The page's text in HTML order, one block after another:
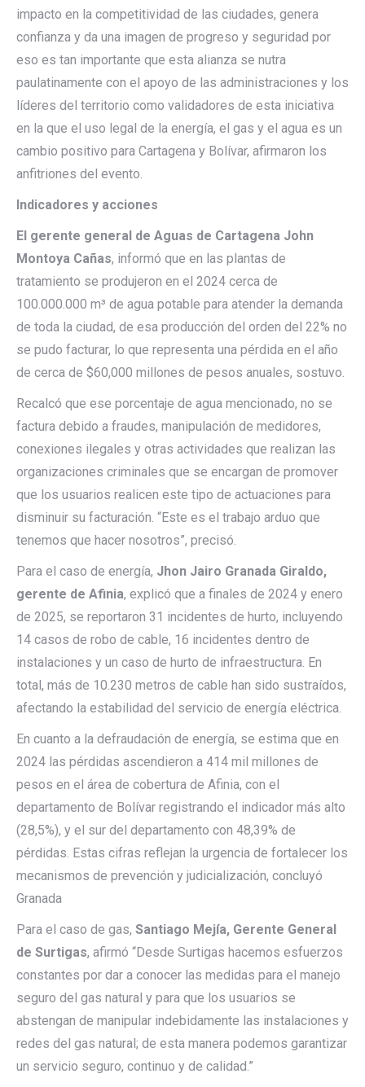
impacto en la competitividad de las ciudades, genera
confianza y da una imagen de progreso y seguridad por
eso es tan importante que esta alianza se nutra
paulatinamente con el apoyo de las administraciones y los
líderes del territorio como validadores de esta iniciativa
en la que el uso legal de la energía, el gas y el agua es un
cambio positivo para Cartagena y Bolívar, afirmaron los
anfitriones del evento.
Indicadores y acciones
El gerente general de Aguas de Cartagena John
Montoya Cañas, informó que en las plantas de
tratamiento se produjeron en el 2024 cerca de
100.000.000 m³ de agua potable para atender la demanda
de toda la ciudad, de esa producción del orden del 22% no
se pudo facturar, lo que representa una pérdida en el año
de cerca de $60,000 millones de pesos anuales, sostuvo.
Recalcó que ese porcentaje de agua mencionado, no se
factura debido a fraudes, manipulación de medidores,
conexiones ilegales y otras actividades que realizan las
organizaciones criminales que se encargan de promover
que los usuarios realicen este tipo de actuaciones para
disminuir su facturación. “Este es el trabajo arduo que
tenemos que hacer nosotros”, precisó.
Para el caso de energía, Jhon Jairo Granada Giraldo,
gerente de Afinia, explicó que a finales de 2024 y enero
de 2025, se reportaron 31 incidentes de hurto, incluyendo
14 casos de robo de cable, 16 incidentes dentro de
instalaciones y un caso de hurto de infraestructura. En
total, más de 10.230 metros de cable han sido sustraídos,
afectando la estabilidad del servicio de energía eléctrica.
En cuanto a la defraudación de energía, se estima que en
2024 las pérdidas ascendieron a 414 mil millones de
pesos en el área de cobertura de Afinia, con el
departamento de Bolívar registrando el indicador más alto
(28,5%), y el sur del departamento con 48,39% de
pérdidas. Estas cifras reflejan la urgencia de fortalecer los
mecanismos de prevención y judicialización, concluyó
Granada
Para el caso de gas, Santiago Mejía, Gerente General
de Surtigas, afirmó “Desde Surtigas hacemos esfuerzos
constantes por dar a conocer las medidas para el manejo
seguro del gas natural y para que los usuarios se
abstengan de manipular indebidamente las instalaciones y
redes del gas natural; de esta manera podemos garantizar
un servicio seguro, continuo y de calidad.”